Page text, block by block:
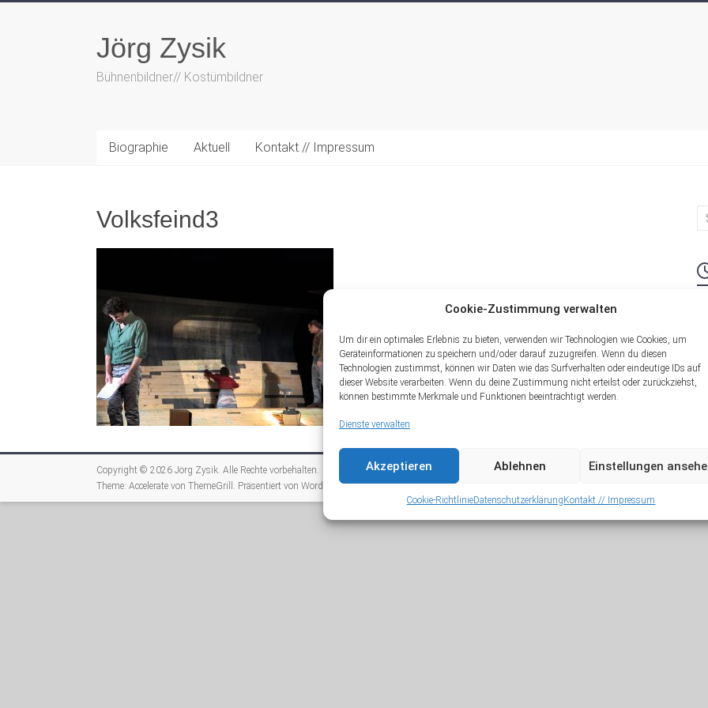
Cookie-Zustimmung verwalten
Um dir ein optimales Erlebnis zu bieten, verwenden wir Technologien wie Cookies, um
Geräteinformationen zu speichern und/oder darauf zuzugreifen. Wenn du diesen
Technologien zustimmst, können wir Daten wie das Surfverhalten oder eindeutige IDs auf
dieser Website verarbeiten. Wenn du deine Zustimmung nicht erteilst oder zurückziehst,
können bestimmte Merkmale und Funktionen beeinträchtigt werden.
Dienste verwalten
Akzeptieren Ablehnen Einstellungen
Cookie-RichtlinieDatenschutzerklärung Kontakt // Impressum
Jörg Zysik
Bühnenbildner// Kostümbildner
Biographie Aktuell Kontakt // Impressum
Volksfeind3
Copyright © 2026 Jörg Zysik. Alle Rechte vorbehalten.
Theme: Accelerate von ThemeGrill. Präsentiert von WordPress.